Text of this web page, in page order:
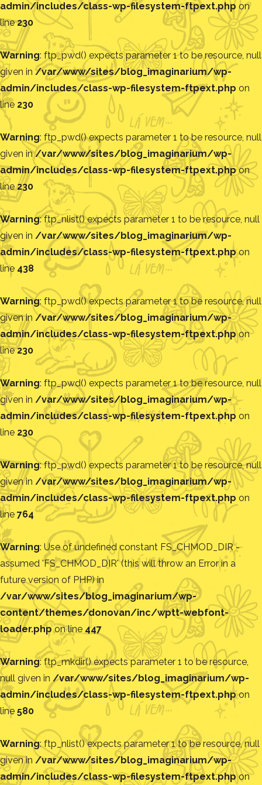
admin/includes/class-wp-filesystem-ftpext.php on
line230
Warning: ftp_pwd() expects parameter 1 to be resource, null
given in /var/www/sites/blog_imaginarium/wp-
admin/includes/class-wp-filesystem-ftpext.php on
line 230
Warning: ftp_pwd() expects parameter 1 to be resource, null
given in/var/www/sites/blog_imaginarium/wp-
admin/includes/class-wp-filesystem-ftpext.phpon
line230
Warning: ftp_nlist() expects parameter 1 to be resource, null
given in /var/www/sites/blog_imaginarium/wp-
admin/includes/class-wp-filesystem-ftpext.phpon
line 438
Warning: ftp_pwd() expects parameter 1 to be resource, null
given in /var/www/sites/blog_imaginarium/wp-
admin/includes/class-wp-filesystem-ftpext.phpon
line230
Warning: ftp_pwd() expects parameter 1 to be resource, null
given in /var/www/sites/blog_imaginarium/wp-
admin/includes/class-wp-filesystem-ftpext.php on
line 230
Warning: ftp_pwd() expects parameter 1 to be resource, null
given in /var/www/sites/blog_imaginarium/wp-
admin/includes/class-wp-filesystem-ftpext.php on
line 764
Warning: Use of undefined constant FS_CHMOD_DIR -
assumed 'FS_CHMOD_DIR' (this will throw an Error in a
future version of PHP) in
/var/www/sites/blog_imaginarium/wp-
content/themes/donovan/inc/wptt-webfont-
loader.phpon line 447
Warning: ftp_mkdir() expects parameter 1 to be resource,
null given in /var/www/sites/blog_imaginarium/wp-
admin/includes/class-wp-filesystem-ftpext.phpon
line 580
Warning: ftp_nlist() expects parameter 1 to be resource, null
given in /var/www/sites/blog_imaginarium/wp-
admin/includes/class-wp-filesystem-ftpext.phpon